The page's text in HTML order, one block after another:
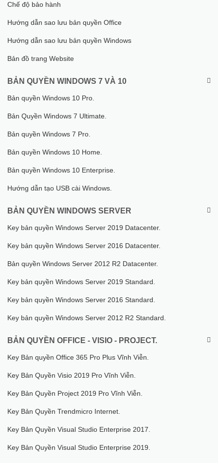
Chế độ bảo hành
Hướng dẫn sao lưu bản quyền Office
Hướng dẫn sao lưu bản quyền Windows
Bản đồ trang Website
BẢN QUYỀN WINDOWS 7 VÀ 10
Bản quyền Windows 10 Pro.
Bản Quyền Windows 7 Ultimate.
Bản quyền Windows 7 Pro.
Bản quyền Windows 10 Home.
Bản quyền Windows 10 Enterprise.
Hướng dẫn tạo USB cài Windows.
BẢN QUYỀN WINDOWS SERVER
Key bản quyền Windows Server 2019 Datacenter.
Key bản quyền Windows Server 2016 Datacenter.
Bản quyền Windows Server 2012 R2 Datacenter.
Key bản quyền Windows Server 2019 Standard.
Key bản quyền Windows Server 2016 Standard.
Key bản quyền Windows Server 2012 R2 Standard.
BẢN QUYỀN OFFICE - VISIO - PROJECT.
Key Bản quyền Office 365 Pro Plus Vĩnh Viễn.
Key Bản Quyền Visio 2019 Pro Vĩnh Viễn.
Key Bản Quyền Project 2019 Pro Vĩnh Viễn.
Key Bản Quyền Trendmicro Internet.
Key Bản Quyền Visual Studio Enterprise 2017.
Key Bản Quyền Visual Studio Enterprise 2019.